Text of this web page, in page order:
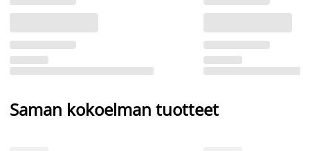
Saman kokoelman tuotteet